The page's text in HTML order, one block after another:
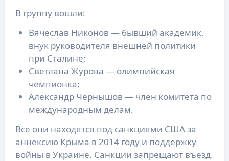
В группу вошли:
Вячеслав Никонов — бывший академик,
внук руководителя внешней политики
при Сталине;
Светлана Журова — олимпийская
чемпионка;
Александр Чернышов — член комитета по
международным делам.
Все они находятся под санкциями США за
аннексию Крыма в 2014 году и поддержку
войны в Украине. Санкции запрещают въезд.